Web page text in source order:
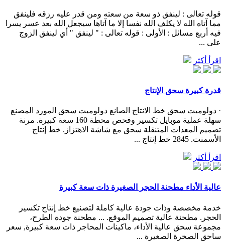
قوله تعالى : لينفق ذو سعة من سعته ومن قدر عليه رزقه فلينفق
مما آتاه الله لا يكلف الله نفسا إلا ما آتاها سيجعل الله بعد عسر يسرا
فيه أربع مسائل : الأولى : قوله تعالى : " لينفق " أي لينفق الزوج
على ...
اقرأ أكثر
قدرة كبيرة سحق الإنتاج
· دولوميت سحق خط الانتاج الصانع دولوميت سحق المورد المصنع
سهلة عملية موبايل تكسير وفحص محطة 160 سعة كبيرة. مرنة
تصميم المعدات المتنقلة سحق مع شاشة الاهتزاز. خط إنتاج
الأسمنت. 2845 خط إنتاج ...
اقرأ أكثر
عالية الأداء مطحنة الحجر الصغيرة ذات سعة كبيرة
خدمة مخصصة وذات جودة عالية كاملة لتصنيع خط إنتاج تكسير
الحجر. مطحنة عالية تصميم الموقع. ... مطحنة جودة الطرح،
مجموعة سحق عالية الأداء، ماكينات المحاجر ذات سعة كبيرة, سعر
ساحق الصخرة الصغيرة ...